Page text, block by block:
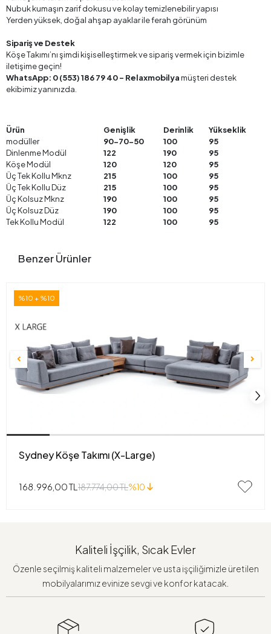
Nubuk kumaşın zarif dokusu ve kolay temizlenebilir yapısı
Yerden yüksek, doğal ahşap ayaklar ile ferah görünüm
Sipariş ve Destek
Köşe Takımı’nı şimdi kişiselleştirmek ve sipariş vermek için bizimle
iletişime geçin!
WhatsApp: 0 (553) 186 79 40 – Relaxmobilyamüşteri destek
ekibimiz yanınızda.
Ürün Genişlik Derinlik
Yükseklik
modüller
90-70-50 100
95
Dinlenme Modül
122 190
95
Köşe Modül
120 120
95
Üç Tek Kollu Mknz
215 100
95
Üç Tek Kollu Düz
215 100
95
Üç Kolsuz Mknz
190 100
95
Üç Kolsuz Düz
190 100
95
Tek Kollu Modül
122 100 95
Benzer Ürünler
%10 + %10
Sydney Köşe Takımı (X-Large)
168.996,00 TL 187.774,00 TL%10
Kaliteli İşçilik, Sıcak Evler
Özenle seçilmiş kaliteli malzemeler ve usta işçiliğimizle üretilen
mobilyalarımız evinize sevgi ve konfor katacak.